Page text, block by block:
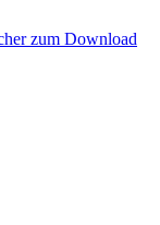
zum Download